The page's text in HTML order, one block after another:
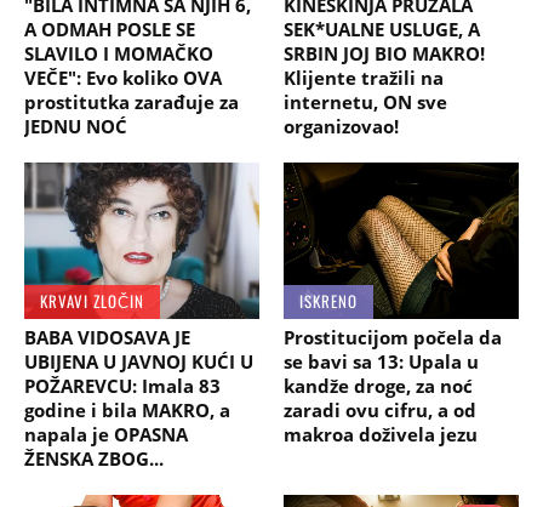
A ODMAH POSLE SE
SLAVILO I MOMAČKO
VEČE": Evo koliko OVA
prostitutka zarađuje za
JEDNU NOĆ
SEK*UALNE USLUGE, A
SRBIN JOJ BIO MAKRO!
Klijente tražili na
internetu, ON sve
organizovao!
KRVAVI ZLOČIN
BABA VIDOSAVA JE
UBIJENA U JAVNOJ KUĆI U
POŽAREVCU: Imala 83
godine i bila MAKRO, a
napala je OPASNA
ŽENSKA ZBOG...
ISKRENO
Prostitucijom počela da
se bavi sa 13: Upala u
kandže droge, za noć
zaradi ovu cifru, a od
makroa doživela jezu